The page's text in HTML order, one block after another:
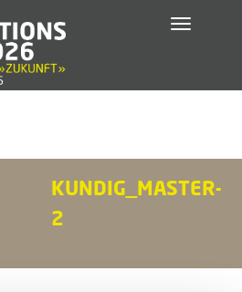
Toggle
KUNDIG_MASTER-
2